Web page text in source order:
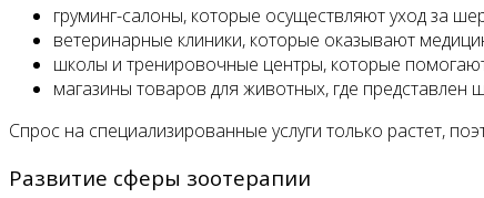
груминг-салоны, которые осуществляют уход за
ветеринарные клиники, которые оказывают
школы и тренировочные центры, которые
магазины товаров для животных, где представлен
Спрос на специализированные услуги только растет,
Развитие сферы зоотерапии